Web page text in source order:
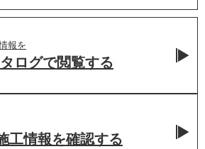
報を
ログで閲覧する
工情報を確認する